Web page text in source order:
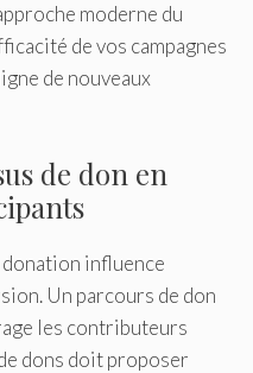
moderne du
de vos campagnes
de nouveaux
de don en
influence
Un parcours de don
les contributeurs
dons doit proposer